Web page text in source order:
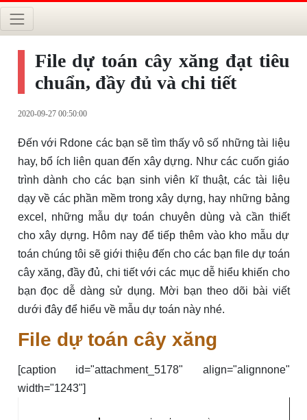
File dự toán cây xăng đạt tiêu
chuẩn, đầy đủ và chi tiết
2020-09-27 00:50:00
Đến với Rdone các bạn sẽ tìm thấy vô số những tài liệu
hay, bổ ích liên quan đến xây dựng. Như các cuốn giáo
trình dành cho các bạn sinh viên kĩ thuật, các tài liệu
dạy về các phần mềm trong xây dựng, hay những bảng
excel, những mẫu dự toán chuyên dùng và cần thiết
cho xây dựng. Hôm nay để tiếp thêm vào kho mẫu dự
toán chúng tôi sẽ giới thiệu đến cho các bạn file dự toán
cây xăng, đầy đủ, chi tiết với các mục dễ hiểu khiến cho
bạn đọc dễ dàng sử dụng. Mời bạn theo dõi bài viết
dưới đây để hiểu về mẫu dự toán này nhé.
File dự toán cây xăng
[caption id="attachment_5178" align="alignnone"
width="1243"]